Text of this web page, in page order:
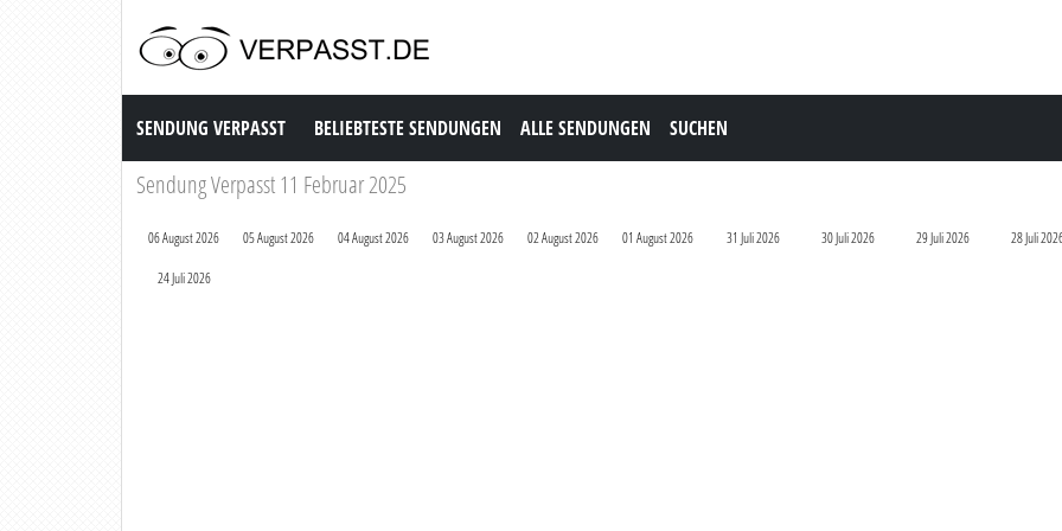
Sendung Verpasst
SENDUNG VERPASST BELIEBTESTE SENDUNGEN ALLE SENDUNGEN SUCHEN
Sendung Verpasst 11 Februar 2025
06 August 2026 05 August 2026 04 August 2026 03 August 2026 02 August 2026 01 August 2026 31 Juli 2026 30 Juli 2026 29 Juli 2026 28 Juli
24 Juli 2026